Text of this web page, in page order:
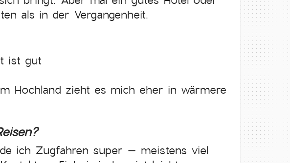
als in der Vergangenheit.
ist gut
Hochland zieht es mich eher in wärmere
ich Zugfahren super – meistens viel